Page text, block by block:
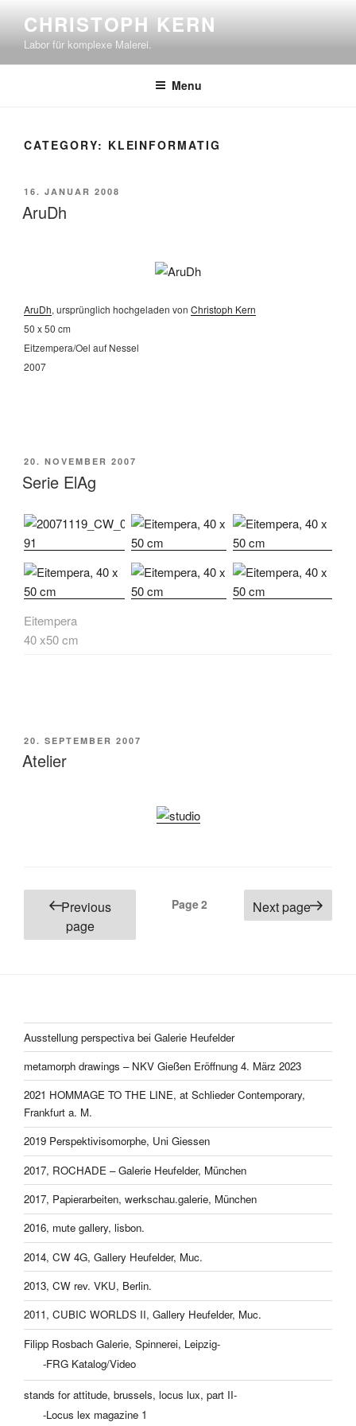
content
CHRISTOPH KERN
Labor für komplexe Malerei.
Menu
CATEGORY: KLEINFORMATIG
POSTED
ON
16. JANUAR 2008
AruDh
AruDh, ursprünglich hochgeladen von Christoph Kern
50 x 50 cm
Eitzempera/Oel auf Nessel
2007
POSTED
ON
20. NOVEMBER 2007
Serie ElAg
Eitempera
40 x50 cm
POSTED
ON
20. SEPTEMBER 2007
Atelier
Posts
pagination
Previous
page
Page2 Next page
Ausstellung perspectiva bei Galerie Heufelder
metamorph drawings – NKV Gießen Eröffnung 4. März 2023
2021 HOMMAGE TO THE LINE, at Schlieder Contemporary,
Frankfurt a. M.
2019 Perspektivisomorphe, Uni Giessen
2017, ROCHADE – Galerie Heufelder, München
2017, Papierarbeiten, werkschau.galerie, München
2016, mute gallery, lisbon.
2014, CW 4G, Gallery Heufelder, Muc.
2013, CW rev. VKU, Berlin.
2011, CUBIC WORLDS II, Gallery Heufelder, Muc.
Filipp Rosbach Galerie, Spinnerei, Leipzig-
-FRG Katalog/Video
stands for attitude, brussels, locus lux, part II-
-Locus lex magazine 1